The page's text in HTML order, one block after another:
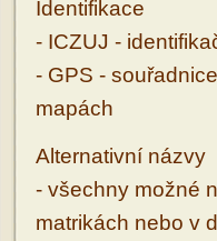
Identifikace
- ICZUJ -
- GPS -
mapách
Alternativní názvy
- všechny možné
matrikách nebo v